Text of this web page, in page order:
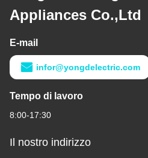
Appliances Co.,Ltd
E-mail
infor@yongdelectric.com
Tempo di lavoro
8:00-17:30
Il nostro indirizzo